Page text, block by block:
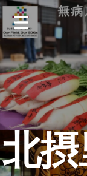
コ
ン
テ
ン
ツ
へ
ス
キ
ッ北